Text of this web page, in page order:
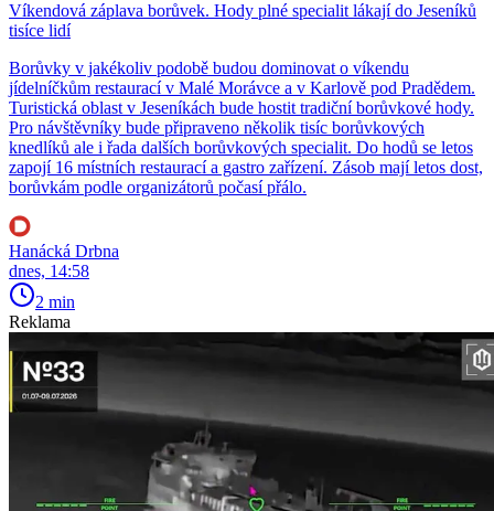
Víkendová záplava borůvek. Hody plné specialit lákají do Jeseníků
tisíce lidí
Borůvky v jakékoliv podobě budou dominovat o víkendu
jídelníčkům restaurací v Malé Morávce a v Karlově pod Pradědem.
Turistická oblast v Jeseníkách bude hostit tradiční borůvkové hody.
Pro návštěvníky bude připraveno několik tisíc borůvkových
knedlíků ale i řada dalších borůvkových specialit. Do hodů se letos
zapojí 16 místních restaurací a gastro zařízení. Zásob mají letos dost,
borůvkám podle organizátorů počasí přálo.
Hanácká Drbna
dnes, 14:58
2 min
Reklama